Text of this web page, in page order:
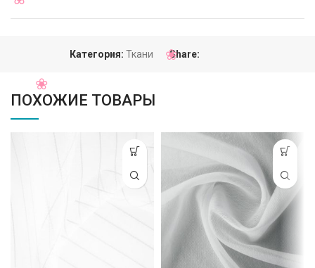
Категория: Ткани Share:
ПОХОЖИЕ ТОВАРЫ